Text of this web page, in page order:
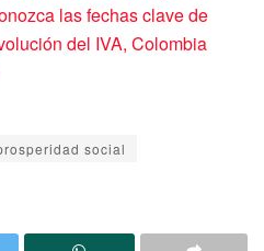
las fechas clave de
del IVA, Colombia
social